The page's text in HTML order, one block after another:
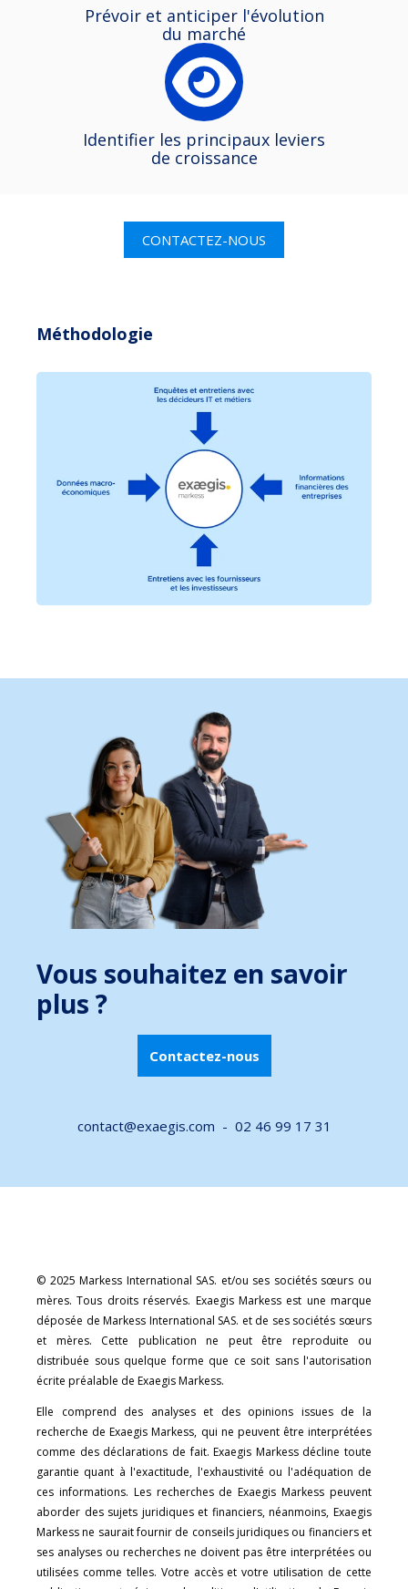
Prévoir et anticiper l'évolution
du marché
Identifier les principaux leviers
de croissance
CONTACTEZ-NOUS
Méthodologie
Vous souhaitez en savoir
plus ?
Contactez-nous
contact@exaegis.com - 02 46 99 17 31
© 2025 Markess International SAS. et/ou ses sociétés sœurs ou
mères. Tous droits réservés. Exaegis Markess est une marque
déposée de Markess International SAS. et de ses sociétés sœurs
et mères. Cette publication ne peut être reproduite ou
distribuée sous quelque forme que ce soit sans l'autorisation
écrite préalable de Exaegis Markess.
Elle comprend des analyses et des opinions issues de la
recherche de Exaegis Markess, qui ne peuvent être interprétées
comme des déclarations de fait. Exaegis Markess décline toute
garantie quant à l'exactitude, l'exhaustivité ou l'adéquation de
ces informations. Les recherches de Exaegis Markess peuvent
aborder des sujets juridiques et financiers, néanmoins, Exaegis
Markess ne saurait fournir de conseils juridiques ou financiers et
ses analyses ou recherches ne doivent pas être interprétées ou
utilisées comme telles. Votre accès et votre utilisation de cette